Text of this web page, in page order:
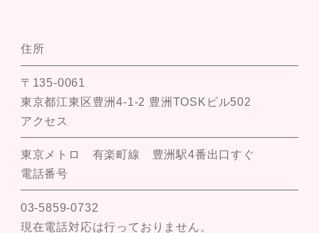
住所
〒135-0061
東京都江東区豊洲4-1-2 豊洲TOSKビル502
アクセス
東京メトロ 有楽町線 豊洲駅4番出口すぐ
電話番号
03-5859-0732
現在電話対応は行っておりません。